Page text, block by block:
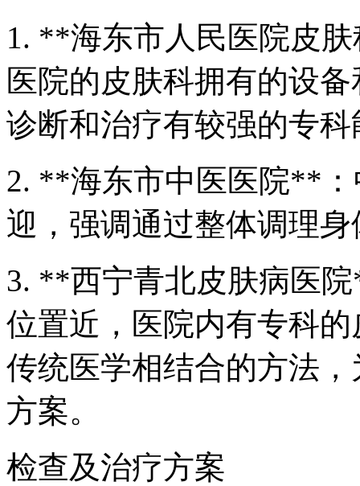
1. **海东市人民医院皮
医院的皮肤科拥有的设
诊断和治疗有较强的专科
2. **海东市中医医院**
迎，强调通过整体调理
3. **西宁青北皮肤病医
位置近，医院内有专科
传统医学相结合的方法
方案。
检查及治疗方案